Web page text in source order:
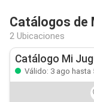
Catálogos de
2 Ubicaciones
Catálogo Mi
Válido: 3 ago hasta